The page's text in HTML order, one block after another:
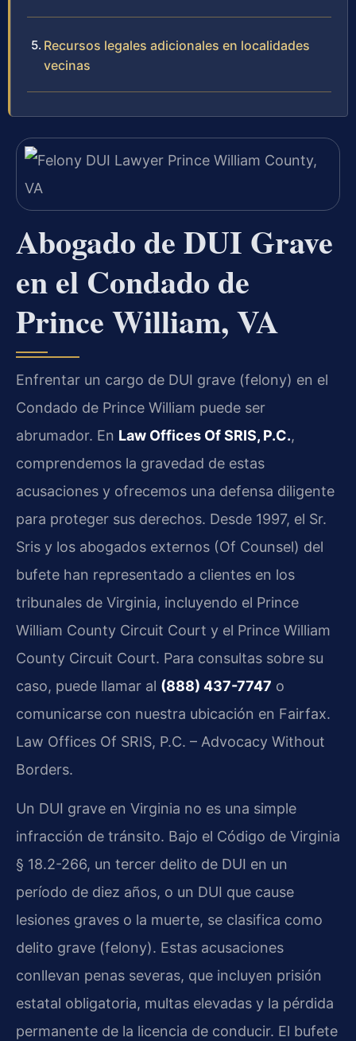
Recursos legales adicionales en localidades
vecinas
Abogado de DUI Grave
en el Condado de
Prince William, VA
Enfrentar un cargo de DUI grave (felony) en el
Condado de Prince William puede ser
abrumador. En Law Offices Of SRIS, P.C.,
comprendemos la gravedad de estas
acusaciones y ofrecemos una defensa diligente
para proteger sus derechos. Desde 1997, el Sr.
Sris y los abogados externos (Of Counsel) del
bufete han representado a clientes en los
tribunales de Virginia, incluyendo el Prince
William County Circuit Court y el Prince William
County Circuit Court. Para consultas sobre su
caso, puede llamar al (888) 437-7747 o
comunicarse con nuestra ubicación en Fairfax.
Law Offices Of SRIS, P.C. – Advocacy Without
Borders.
Un DUI grave en Virginia no es una simple
infracción de tránsito. Bajo el Código de Virginia
§ 18.2-266, un tercer delito de DUI en un
período de diez años, o un DUI que cause
lesiones graves o la muerte, se clasifica como
delito grave (felony). Estas acusaciones
conllevan penas severas, que incluyen prisión
estatal obligatoria, multas elevadas y la pérdida
permanente de la licencia de conducir. El bufete